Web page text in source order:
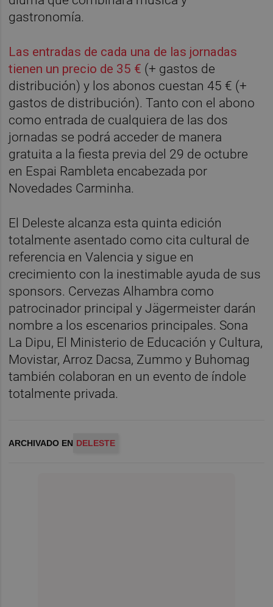
gastronomía.
Las entradas de cada una de las jornadas
tienen un precio de 35 € (+ gastos de
distribución) y los abonos cuestan 45 € (+
gastos de distribución). Tanto con el abono
como entrada de cualquiera de las dos
jornadas se podrá acceder de manera
gratuita a la fiesta previa del 29 de octubre
en Espai Rambleta encabezada por
Novedades Carminha.
El Deleste alcanza esta quinta edición
totalmente asentado como cita cultural de
referencia en Valencia y sigue en
crecimiento con la inestimable ayuda de sus
sponsors. Cervezas Alhambra como
patrocinador principal y Jägermeister darán
nombre a los escenarios principales. Sona
La Dipu, El Ministerio de Educación y Cultura,
Movistar, Arroz Dacsa, Zummo y Buhomag
también colaboran en un evento de índole
totalmente privada.
ARCHIVADO EN DELESTE